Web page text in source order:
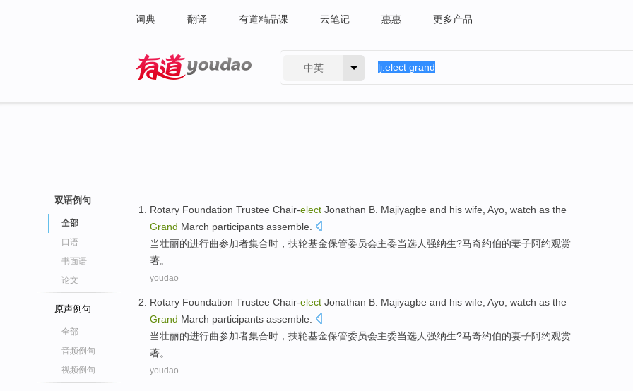
词典 翻译 有道精品课 云笔记 惠惠 更多产品
中英
双语例句
全部
口语
书面语
论文
原声例句
全部
音频例句
视频例句
Rotary Foundation Trustee Chair-elect Jonathan B. Majiyagbe and his wife Ayo watch as the
Grand March participants assemble
当壮丽的进行曲参加者集合时， 扶轮基金保管委员会主委当选人强纳生?马奇约伯的妻子阿约观赏
著。
youdao
Rotary Foundation Trustee Chair-elect Jonathan B. Majiyagbe and his wife Ayo watch as the
Grand March participants assemble
当壮丽的进行曲参加者集合时， 扶轮基金保管委员会主委当选人强纳生?马奇约伯的妻子阿约观赏
著。
youdao